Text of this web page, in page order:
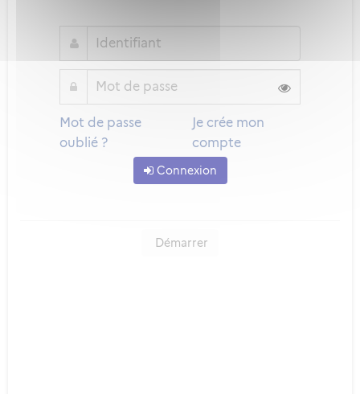
Mot de passe
oublié ?
Je crée mon
compte
Connexion
Démarrer